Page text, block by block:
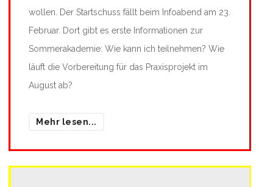
wollen. Der Startschuss fällt beim Infoabend am 23.
Februar. Dort gibt es erste Informationen zur
Sommerakademie: Wie kann ich teilnehmen? Wie
läuft die Vorbereitung für das Praxisprojekt im
August ab?
Mehr lesen...